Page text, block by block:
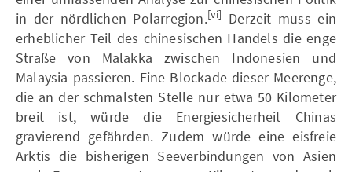
in der nördlichen Polarregion.[vi]
Derzeit muss ein
erheblicher Teil des chinesischen Handels die enge
Straße von Malakka zwischen Indonesien und
Malaysia passieren. Eine Blockade dieser Meerenge,
die an der schmalsten Stelle nur etwa 50 Kilometer
breit ist, würde die Energiesicherheit Chinas
gravierend gefährden. Zudem würde eine eisfreie
Arktis die bisherigen Seeverbindungen von Asien